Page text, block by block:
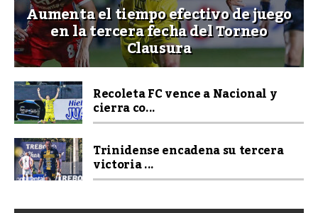
Aumenta el tiempo efectivo de juego
en la tercera fecha del Torneo
Clausura
Recoleta FC vence a Nacional y
cierra co...
Trinidense encadena su tercera
victoria ...